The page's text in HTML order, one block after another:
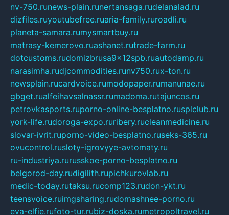
nv-750.runews-plain.runertansaga.rudelanalad.ru
dizfiles.ruyoutubefree.ruaria-family.ruroadli.ru
planeta-samara.rumysmartbuy.ru
matrasy-kemerovo.ruashanet.rutrade-farm.ru
dotcustoms.rudomizbrusa9x12spb.ruautodamp.ru
narasimha.rudjcommodities.runv750.rux-ton.ru
newsplain.rucardvoice.rumodopaper.rumanunae.ru
gbget.rualfeihavsalnassr.rumadoma.rutajuncos.ru
petrovkasports.ruporno-online-besplatno.rusplclub.ru
york-life.rudoroga-expo.ruribery.rucleanmedicine.ru
slovar-ivrit.ruporno-video-besplatno.ruseks-365.ru
ovucontrol.rusloty-igrovyye-avtomaty.ru
ru-industriya.rurusskoe-porno-besplatno.ru
belgorod-day.rudigilith.rupichkurovlab.ru
medic-today.rutaksu.rucomp123.rudon-ykt.ru
teensvoice.ruimgsharing.rudomashnee-porno.ru
eva-elfie.rufoto-tur.rubiz-doska.rumetropoltravel.ru